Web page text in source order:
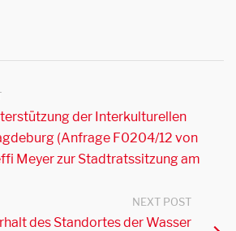
der Interkulturellen
(Anfrage F0204/12 von
Meyer zur Stadtratssitzung am
NEXT POST
des Standortes der Wasser